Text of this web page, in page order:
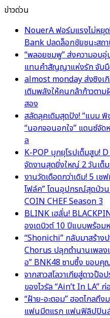
ข่าวด่วน
NouerA ฟอร์มแรงไม่หยุด
Bank ปลดล็อกชัยชนะสถ
“พลอยชมพู” ส่งความอบ
แทนคำสัญญาแห่งรัก จับมื
almost monday ส่งซิง
เติมพลังให้คนกล้าก้าวตา
สอง
สลัดลุคเดิมสุดปัง! “แบม
“นอกจอนอกใจ” แดนซ์จัด
ล
K-POP บุกยุโรปเต็มสูบ!
จัดงานสุดยิ่งใหญ่ 2 วันเต็
งานวัดเดือดกว่าเดิม! 5 เ
โฟล์ค” โดนอุปกรณ์สุดป่ว
COIN CHEF Season 3
BLINK เฮลั่น!
องเดบิวต์ 10 ปีแบบพร้อม
“Shonichi” กลับมาสร้าง
Chorus ปลุกตำนานเพลง
อ” BNK48 ซาบซึ้ง ขอบ
จากสาวสโลวาเกียสู่ดาวป๊อ
ของไวรัล “Ain’t In LA”
“ฝ้าย-อะตอม” ฮอตไกลถึง
แฟนมีตแรก แฟนฟิลิปปิน